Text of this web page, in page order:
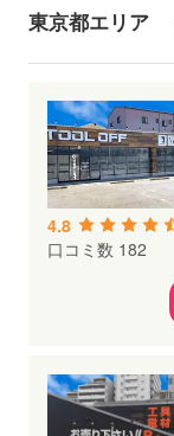
東京都エリア
4.8
口コミ数 182